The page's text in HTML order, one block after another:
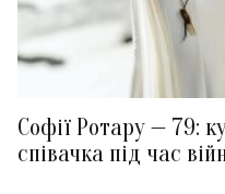
Софії Ротару — 79:
співачка під час